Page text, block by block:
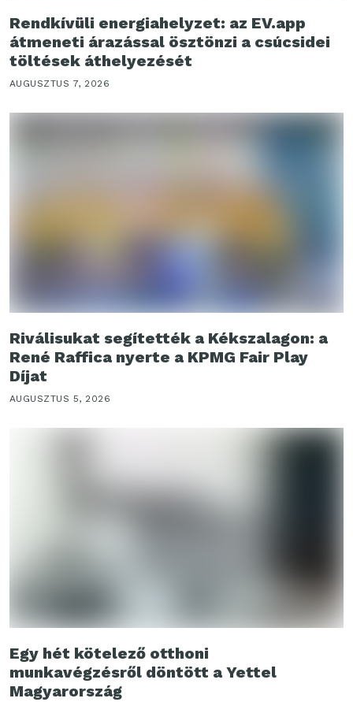
Rendkívüli energiahelyzet: az EV.app
átmeneti árazással ösztönzi a csúcsidei
töltések áthelyezését
AUGUSZTUS 7, 2026
Riválisukat segítették a Kékszalagon: a
René Raffica nyerte a KPMG Fair Play
Díjat
AUGUSZTUS 5, 2026
Egy hét kötelező otthoni
munkavégzésről döntött a Yettel
Magyarország